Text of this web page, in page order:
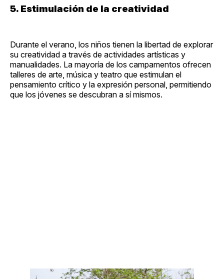
5. Estimulación de la creatividad
Durante el verano, los niños tienen la libertad de explorar
su creatividad a través de actividades artísticas y
manualidades. La mayoría de los campamentos ofrecen
talleres de arte, música y teatro que estimulan el
pensamiento crítico y la expresión personal, permitiendo
que los jóvenes se descubran a sí mismos.